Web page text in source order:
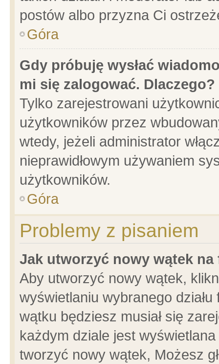
postów albo przyzna Ci
Góra
Gdy próbuję wysłać
mi się zalogować. Dlaczego?
Tylko zarejestrowani
użytkowników przez
wtedy, jeżeli administrator
nieprawidłowym używaniem
użytkowników.
Góra
Problemy z pisaniem
Jak utworzyć nowy wątek na
Aby utworzyć nowy wątek,
wyświetlaniu wybranego
wątku będziesz musiał się
każdym dziale jest
tworzyć nowy wątek, Możesz